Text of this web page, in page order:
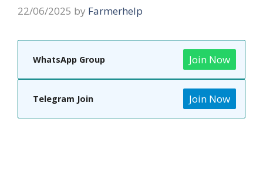
22/06/2025 by Farmerhelp
WhatsApp Group Join Now
Telegram Join Join Now